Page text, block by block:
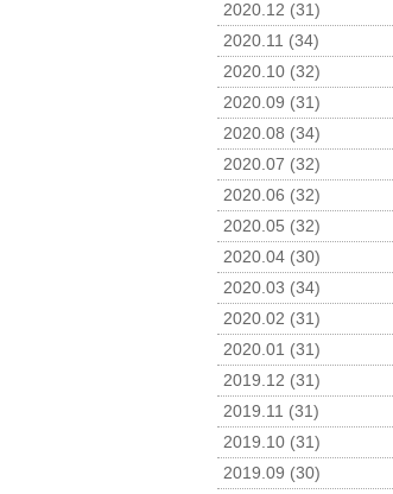
2020.12 (31)
2020.11 (34)
2020.10 (32)
2020.09 (31)
2020.08 (34)
2020.07 (32)
2020.06 (32)
2020.05 (32)
2020.04 (30)
2020.03 (34)
2020.02 (31)
2020.01 (31)
2019.12 (31)
2019.11 (31)
2019.10 (31)
2019.09 (30)